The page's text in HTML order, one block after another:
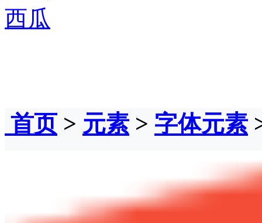
西瓜
首页> 元素 > 字体元素